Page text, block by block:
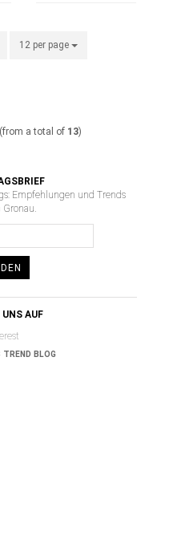
12 per page
per page
a total of 13)
Empfehlungen und Trends
Gronau.
UNS AUF
TREND BLOG